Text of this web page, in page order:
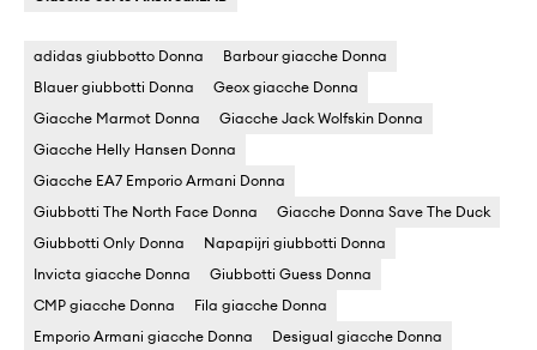
adidas giubbotto Donna
Barbour giacche Donna
Blauer giubbotti Donna
Geox giacche Donna
Giacche Marmot Donna
Giacche Jack Wolfskin Donna
Giacche Helly Hansen Donna
Giacche EA7 Emporio Armani Donna
Giubbotti The North Face Donna
Giacche Donna Save The Duck
Giubbotti Only Donna
Napapijri giubbotti Donna
Invicta giacche Donna
Giubbotti Guess Donna
CMP giacche Donna
Fila giacche Donna
Emporio Armani giacche Donna
Desigual giacche Donna